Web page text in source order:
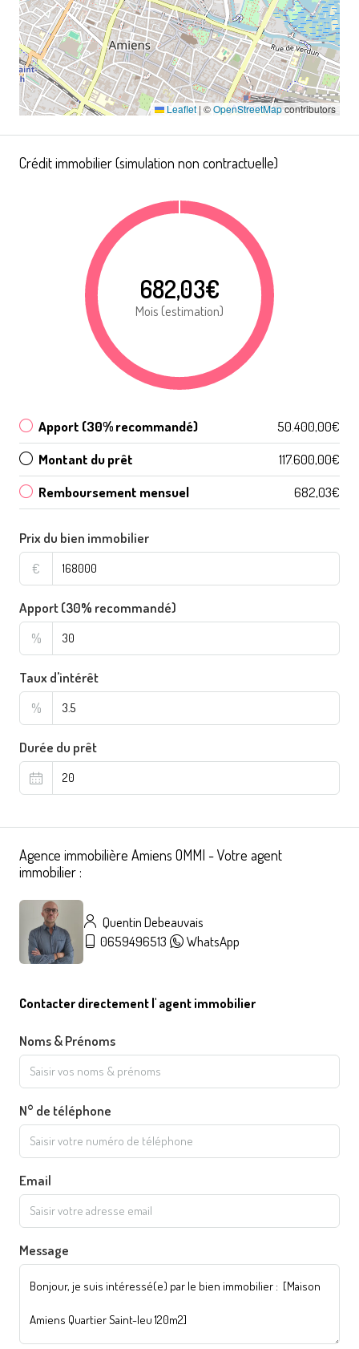
Leaflet | ©OpenStreetMapcontributors
Crédit immobilier (simulation non contractuelle)
682,03€
Mois (estimation)
Apport (30% recommandé)
50.400,00€
Montant du prêt
117.600,00€
Remboursement mensuel
682,03€
Prix du bien immobilier
€
Apport (30% recommandé)
%
Taux d'intérêt
%
Durée du prêt
Agence immobilière Amiens OMMI - Votre agent
immobilier :
Quentin Debeauvais
0659496513
WhatsApp
Contacter directement l' agent immobilier
Noms & Prénoms
N° de téléphone
Email
Message